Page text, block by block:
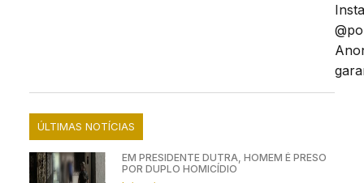
ÚLTIMAS NOTÍCIAS
EM PRESIDENTE DUTRA, HOMEM É PRESO
POR DUPLO HOMICÍDIO